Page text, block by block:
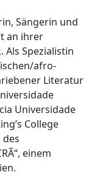
Sängerin und
an ihrer
Spezialistin
afro-
Literatur
Universidade
College
einem